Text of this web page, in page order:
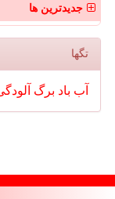
جدیدترین ها
تگها
آب باد برگ